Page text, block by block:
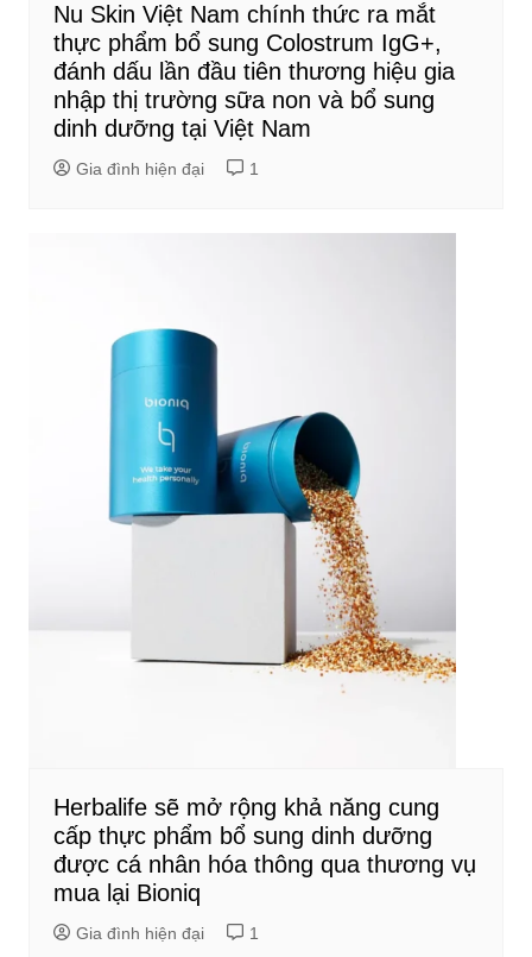
Nu Skin Việt Nam chính thức ra mắt
thực phẩm bổ sung Colostrum IgG+,
đánh dấu lần đầu tiên thương hiệu gia
nhập thị trường sữa non và bổ sung
dinh dưỡng tại Việt Nam
Gia đình hiện đại 1
Herbalife sẽ mở rộng khả năng cung
cấp thực phẩm bổ sung dinh dưỡng
được cá nhân hóa thông qua thương vụ
mua lại Bioniq
Gia đình hiện đại 1